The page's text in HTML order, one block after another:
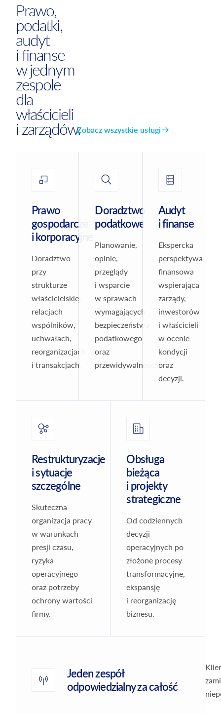
Prawo,
podatki,
audyt
i finanse
w jednym
zespole
dla
właścicieli
i zarządów.Zobacz wszystkie usługi
Prawo
gospodarcze
i korporacyjne
Doradztwo
przy
strukturze
właścicielskiej,
relacjach
wspólników,
uchwałach,
reorganizacjach
i transakcjach.
Doradztwo
podatkowe
Planowanie,
opinie,
przeglądy
i wsparcie
w sprawach
wymagających
bezpieczeństwa
podatkowego
oraz
przewidywalności.
Audyt
i finanse
Ekspercka
perspektywa
finansowa
wspierająca
zarządy,
inwestorów
i właścicieli
w ocenie
kondycji
oraz
decyzji.
Restrukturyzacje
i sytuacje
szczególne
Skuteczna
organizacja pracy
w warunkach
presji czasu,
ryzyka
operacyjnego
oraz potrzeby
ochrony wartości
firmy.
Obsługa
bieżąca
i projekty
strategiczne
Od codziennych
decyzji
operacyjnych po
złożone procesy
transformacyjne,
ekspansję
i reorganizację
biznesu.
Jeden zespół
odpowiedzialny za całość